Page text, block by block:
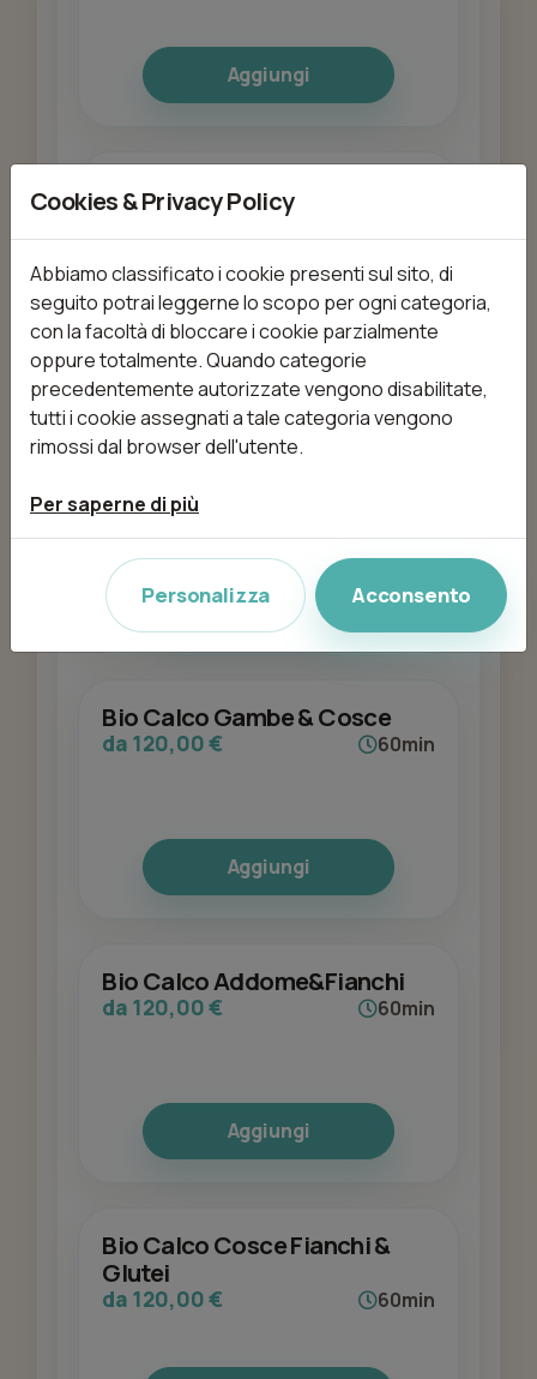
Aggiungi
BROW BOMBER
da 60,00 €
Aggiungi
Bendaggi drenanti/lipolitico
Aggiungi
Bio Calco Gambe & Cosce
da 120,00 € 60min
Aggiungi
Bio Calco Addome&Fianchi
da 120,00 € 60min
Aggiungi
Bio Calco Cosce Fianchi &
Glutei
da 120,00 € 60min
Cookies & Privacy Policy
Abbiamo classificato i cookie presenti sul sito, di
seguito potrai leggerne lo scopo per ogni categoria,
con la facoltà di bloccare i cookie parzialmente
oppure totalmente. Quando categorie
precedentemente autorizzate vengono disabilitate,
tutti i cookie assegnati a tale categoria vengono
rimossi dal browser dell'utente.
Per saperne di più
Personalizza Acconsento